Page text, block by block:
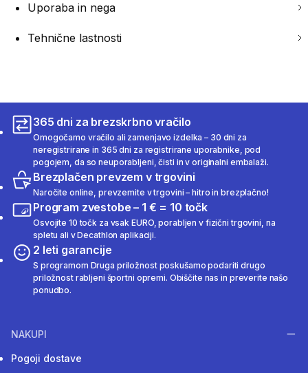
Uporaba in nega
Tehnične lastnosti
365 dni za brezskrbno vračilo
Omogočamo vračilo ali zamenjavo izdelka – 30 dni za
neregistrirane in 365 dni za registrirane uporabnike, pod
pogojem, da so neuporabljeni, čisti in v originalni embalaži.
Brezplačen prevzem v trgovini
Naročite online, prevzemite v trgovini – hitro in brezplačno!
Program zvestobe – 1 € = 10 točk
Osvojite 10 točk za vsak EURO, porabljen v fizični trgovini, na
spletu ali v Decathlon aplikaciji.
2 leti garancije
S programom Druga priložnost poskušamo podariti drugo
priložnost rabljeni športni opremi. Obiščite nas in preverite našo
ponudbo.
NAKUPI
Pogoji dostave